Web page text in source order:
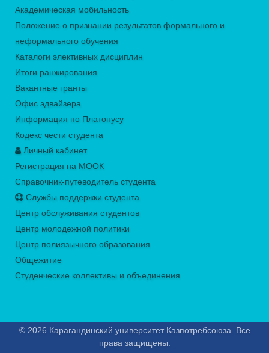
Академическая мобильность
Положение о признании результатов формального и
неформального обучения
Каталоги элективных дисциплин
Итоги ранжирования
Вакантные гранты
Офис эдвайзера
Информация по Платонусу
Кодекс чести студента
Личный кабинет
Регистрация на МООК
Справочник-путеводитель студента
Службы поддержки студента
Центр обслуживания студентов
Центр молодежной политики
Центр полиязычного образования
Общежитие
Студенческие коллективы и объединения
© 2026 Карагандинский университет Казпотребсоюза. Все
права защищены.